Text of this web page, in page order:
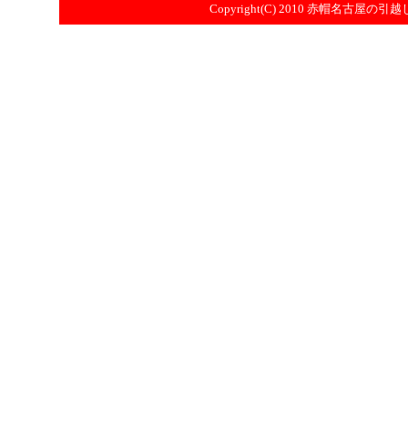
Copyright(C) 2010 赤帽名古屋の引越